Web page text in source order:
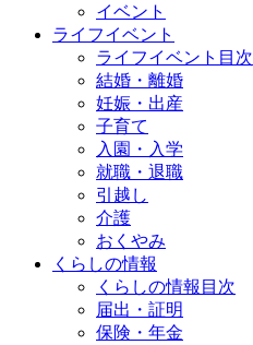
イベント
ライフイベント
ライフイベント目次
結婚・離婚
妊娠・出産
子育て
入園・入学
就職・退職
引越し
介護
おくやみ
くらしの情報
くらしの情報目次
届出・証明
保険・年金